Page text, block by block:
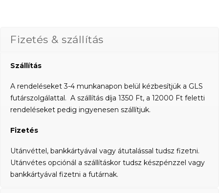
Fizetés & szállítás
Szállítás
A rendeléseket 3-4 munkanapon belül kézbesítjük a GLS
futárszolgálattal. A szállítás díja 1350 Ft, a 12000 Ft feletti
rendeléseket pedig ingyenesen szállítjuk.
Fizetés
Utánvéttel, bankkártyával vagy átutalással tudsz fizetni.
Utánvétes opciónál a szállításkor tudsz készpénzzel vagy
bankkártyával fizetni a futárnak.